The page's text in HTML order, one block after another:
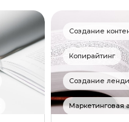
Создание
Копирайтинг
Создание
Маркетинговая